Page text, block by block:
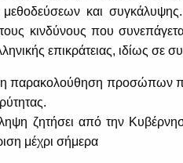
μεθοδεύσεων και
κινδύνους που
επικράτειας, ιδίως σε
η παρακολούθηση προσώπων
ζητήσει από την
μέχρι σήμερα